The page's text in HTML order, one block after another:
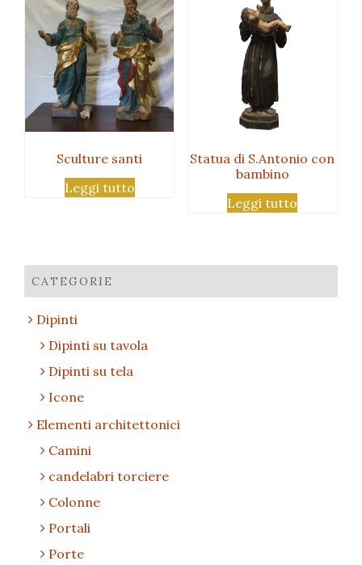
Sculture santi
Leggi tutto
Statua di S.Antonio con
bambino
Leggi tutto
CATEGORIE
Dipinti
Dipinti su tavola
Dipinti su tela
Icone
Elementi architettonici
Camini
candelabri torciere
Colonne
Portali
Porte